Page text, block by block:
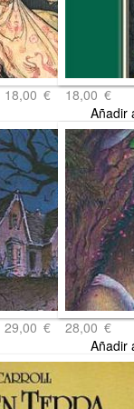
18,00 €
18,00 €
Añadir
29,00 €
28,00 €
Añadir